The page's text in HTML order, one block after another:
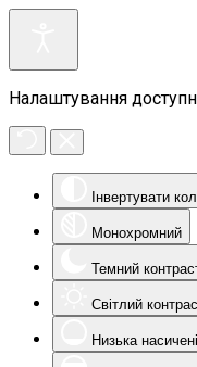
Налаштування
Інвертувати
Монохромний
Темний
Світлий
Низька